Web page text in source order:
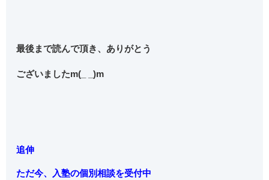
最後まで読んで頂き、ありがとう
ございましたm(_ _)m
追伸
ただ今、入塾の個別相談を受付中